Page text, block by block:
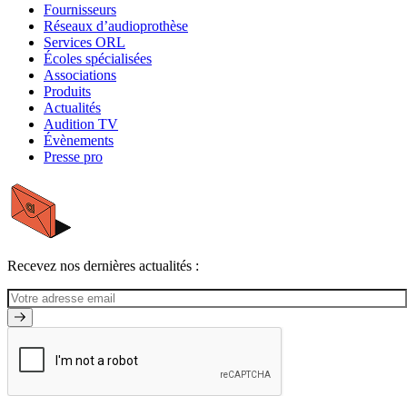
Fournisseurs
Réseaux d’audioprothèse
Services ORL
Écoles spécialisées
Associations
Produits
Actualités
Audition TV
Évènements
Presse pro
Recevez nos dernières actualités :